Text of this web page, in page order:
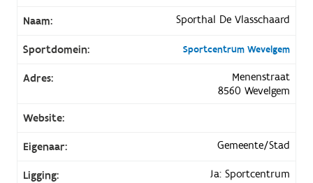
Naam: Sporthal De Vlasschaard
Sportdomein: Sportcentrum Wevelgem
Adres:
Menenstraat
8560 Wevelgem
Website:
Eigenaar: Gemeente/Stad
Ligging: Ja: Sportcentrum